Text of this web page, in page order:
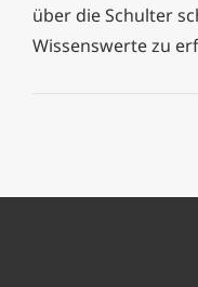
über die Schulter
Wissenswerte zu